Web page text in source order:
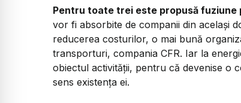
Pentru toate trei este propusă fuziune
vor fi absorbite de companii din același
reducerea costurilor, o mai bună
transporturi, compania CFR. Iar la
obiectul activității, pentru că devenise o
sens existența ei.